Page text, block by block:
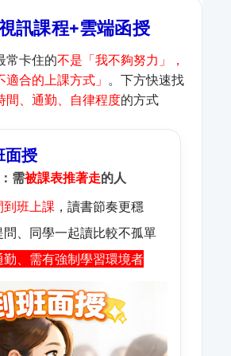
訊課程+雲端函授
常卡住的不是「我不夠努力」，
合的上課方式」 。下方快速找
間、通勤、自律程度的方式
面授
需被課表推著走的人
到班上課，讀書節奏更穩
、同學一起讀比較不孤單
、需有強制學習環境者